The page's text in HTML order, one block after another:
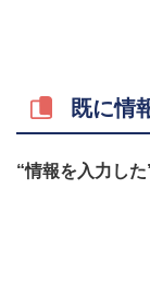
既に情
“情報を入力し